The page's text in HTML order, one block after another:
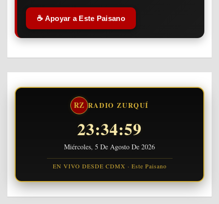
☕ Apoyar a Este Paisano
RZ RADIO ZURQUÍ
23:35:00
Miércoles, 5 De Agosto De 2026
EN VIVO DESDE CDMX · Este Paisano